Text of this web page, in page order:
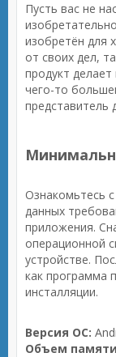
Пусть вас не
изобретён для
от своих дел,
продукт
чего-то
представитель
Ознакомьтесь
данных
приложения.
операционной
устройстве.
как программа
инсталляции.
Версия ОС:
Объем